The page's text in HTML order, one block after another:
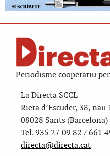
Periodisme cooperatiu
La Directa SCCL
Riera d’Escuder, 38, nau
08028 Sants (Barcelona)
Tel. 935 27 09 82 / 661
directa@directa.cat